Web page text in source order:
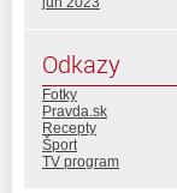
Odkazy
Fotky
Pravda.sk
Recepty
Šport
TV program